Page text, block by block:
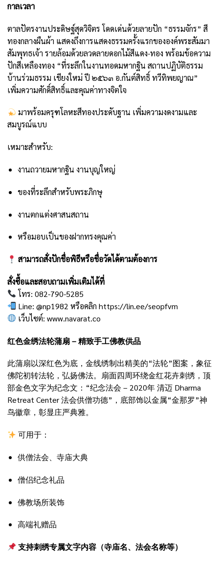
กาลเวลา
ตาลปัตรงานประดิษฐ์สุดวิจิตร โดดเด่นด้วยลายปัก “ธรรมจักร” สี
ทองกลางผืนผ้า แสดงถึงการแสดงธรรมครั้งแรกขององค์พระสัมมา
สัมพุทธเจ้า รายล้อมด้วยลวดลายดอกไม้สีแดง-ทอง พร้อมข้อความ
ปักสีเหลืองทอง “ที่ระลึกในงานทอดมหากฐิน สถานปฏิบัติธรรม
บ้านร่วมธรรม เชียงใหม่ ปี ๒๕๖๓ อ.กันต์สิทธิ์ ทวีทิพยญาณ”
เพิ่มความศักดิ์สิทธิ์และคุณค่าทางจิตใจ
มาพร้อมครุฑโลหะสีทองประดับฐาน เพิ่มความงดงามและ
สมบูรณ์แบบ
เหมาะสำหรับ:
งานถวายมหากฐิน งานบุญใหญ่
ของที่ระลึกสำหรับพระภิกษุ
งานตกแต่งศาสนสถาน
หรือมอบเป็นของฝากทรงคุณค่า
สามารถสั่งปักชื่อพิธีหรือชื่อวัดได้ตามต้องการ
สั่งซื้อและสอบถามเพิ่มเติมได้ที่
โทร: 082-790-5285
Line: @np1982 หรือคลิกhttps://lin.ee/seopfvm
เว็บไซต์:www.navarat.co
红色金绣法轮蒲扇 – 精致手工佛教供品
此蒲扇以深红色为底，金线绣制出精美的“法轮”图案，象征
佛陀初转法轮，弘扬佛法。扇面四周环绕金红花卉刺绣，顶
部金色文字为纪念文：“纪念法会 – 2020年 清迈 Dharma
Retreat Center 法会供僧功德”，底部饰以金属“金那罗”神
鸟徽章，彰显庄严典雅。
可用于：
供僧法会、寺庙大典
僧侣纪念礼品
佛教场所装饰
高端礼赠品
支持刺绣专属文字内容（寺庙名、法会名称等）